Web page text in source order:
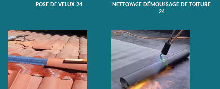
POSE DE VELUX 24
NETTOYAGE DÉMOUSSAGE DE TOITURE
24